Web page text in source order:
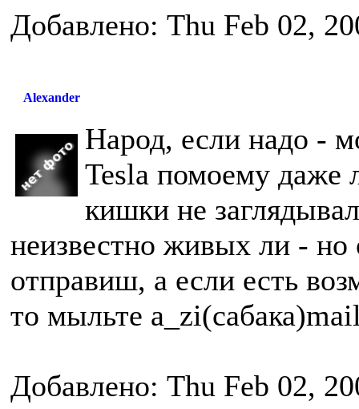
Добавлено: Thu Feb 02,
Alexander
Народ, если надо -
Tesla помоему даже
кишки не
неизвестно живых ли -
отправиш, а если есть
то мыльте
Добавлено: Thu Feb 02,